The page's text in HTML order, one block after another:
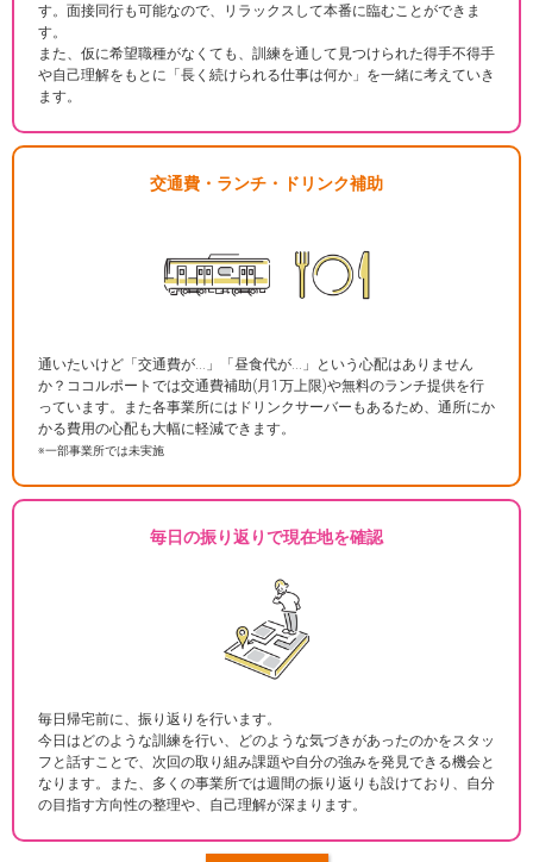
す。面接同行も可能なので、リラックスして本番に臨むことができま
す。
また、仮に希望職種がなくても、訓練を通して見つけられた得手不得手
や自己理解をもとに「長く続けられる仕事は何か」を一緒に考えていき
ます。
交通費・ランチ・ドリンク補助
通いたいけど「交通費が…」「昼食代が…」という心配はありません
か？ココルポートでは交通費補助(月1万上限)や無料のランチ提供を行
っています。また各事業所にはドリンクサーバーもあるため、通所にか
かる費用の心配も大幅に軽減できます。
※一部事業所では未実施
毎日の振り返りで現在地を確認
毎日帰宅前に、振り返りを行います。
今日はどのような訓練を行い、どのような気づきがあったのかをスタッ
フと話すことで、次回の取り組み課題や自分の強みを発見できる機会と
なります。また、多くの事業所では週間の振り返りも設けており、自分
の目指す方向性の整理や、自己理解が深まります。